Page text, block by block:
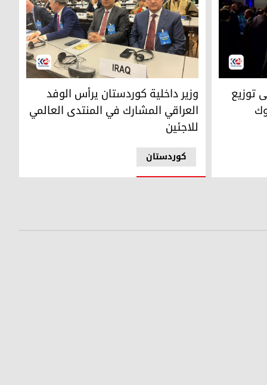
للأمم المتحدة في العراق كلاوديو كوردون
أي مناصب في محافظة كركوكتوزيع وزير داخلية إقليم كوردستان ريبر أحمد ووزير
کوردستان
وزير داخلية كوردستان يرأس الوفد
العراقي المشارك في المنتدى العالمي
للاجئين